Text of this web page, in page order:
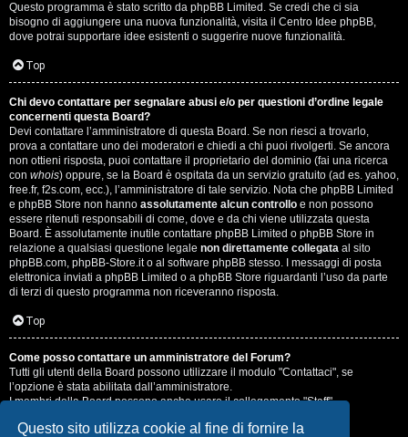
Questo sito utilizza cookie al fine di fornire la
Questo programma è stato scritto da phpBB Limited. Se credi che ci sia
bisogno di aggiungere una nuova funzionalità, visita il Centro Idee phpBB,
dove potrai supportare idee esistenti o suggerire nuove funzionalità.
Top
Chi devo contattare per segnalare abusi e/o per questioni d’ordine legale
concernenti questa Board?
Devi contattare l’amministratore di questa Board. Se non riesci a trovarlo,
prova a contattare uno dei moderatori e chiedi a chi puoi rivolgerti. Se ancora
non ottieni risposta, puoi contattare il proprietario del dominio (fai una ricerca
con whois) oppure, se la Board è ospitata da un servizio gratuito (ad es. yahoo,
free.fr, f2s.com, ecc.), l’amministratore di tale servizio. Nota che phpBB Limited
e phpBB Store non hanno assolutamente alcun controllo e non possono
essere ritenuti responsabili di come, dove e da chi viene utilizzata questa
Board. È assolutamente inutile contattare phpBB Limited o phpBB Store in
relazione a qualsiasi questione legale non direttamente collegata al sito
phpBB.com, phpBB-Store.it o al software phpBB stesso. I messaggi di posta
elettronica inviati a phpBB Limited o a phpBB Store riguardanti l’uso da parte
di terzi di questo programma non riceveranno risposta.
Top
Come posso contattare un amministratore del Forum?
Tutti gli utenti della Board possono utilizzare il modulo "Contattaci", se
l’opzione è stata abilitata dall’amministratore.
I membri della Board possono anche usare il collegamento "Staff".
Top